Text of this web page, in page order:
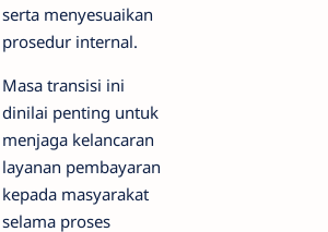
serta menyesuaikan
prosedur internal.
Masa transisi ini
dinilai penting untuk
menjaga kelancaran
layanan pembayaran
kepada masyarakat
selama proses